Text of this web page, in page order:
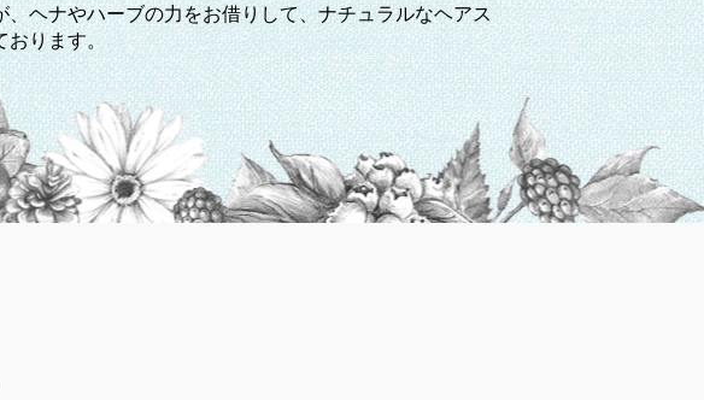
ヘナやハーブの力をお借りして、ナチュラルなヘアス
おります。